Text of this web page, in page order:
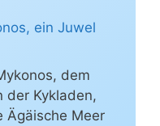
ein Juwel
dem
der Kykladen,
Ägäische Meer